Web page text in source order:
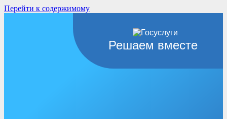
Перейти к содержимому
Решаем вместе